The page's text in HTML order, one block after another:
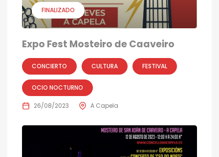
FINALIZADO
Expo Fest Mosteiro de Caaveiro
CONCIERTO CULTURA FESTIVAL
OCIO NOCTURNO
26/08/2023 A Capela